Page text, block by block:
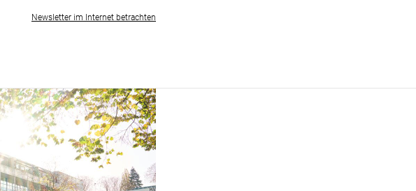
Newsletter im Internet betrachten